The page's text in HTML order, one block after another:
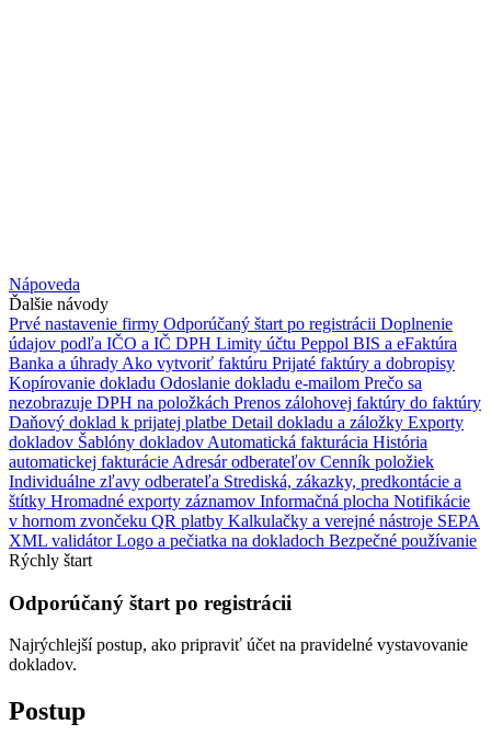
Nápoveda
Ďalšie návody
Prvé nastavenie firmy Odporúčaný štart po registrácii Doplnenie
údajov podľa IČO a IČ DPH Limity účtu Peppol BIS a eFaktúra
Banka a úhrady Ako vytvoriť faktúru Prijaté faktúry a dobropisy
Kopírovanie dokladu Odoslanie dokladu e-mailom Prečo sa
nezobrazuje DPH na položkách Prenos zálohovej faktúry do faktúry
Daňový doklad k prijatej platbe Detail dokladu a záložky Exporty
dokladov Šablóny dokladov Automatická fakturácia História
automatickej fakturácie Adresár odberateľov Cenník položiek
Individuálne zľavy odberateľa Strediská, zákazky, predkontácie a
štítky Hromadné exporty záznamov Informačná plocha Notifikácie
v hornom zvončeku QR platby Kalkulačky a verejné nástroje SEPA
XML validátorLogo a pečiatka na dokladoch Bezpečné používanie
Rýchly štart
Odporúčaný štart po registrácii
Najrýchlejší postup, ako pripraviť účet na pravidelné vystavovanie
dokladov.
Postup